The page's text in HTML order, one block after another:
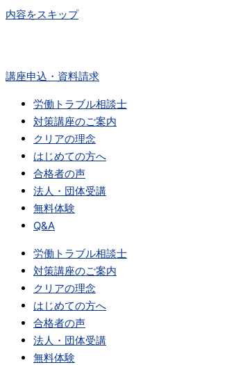
内容をスキップ
講座申込・資料請求
労働トラブル相談士
対策講座のご案内
クリアの理念
はじめての方へ
合格者の声
法人・団体受講
無料体験
Q&A
労働トラブル相談士
対策講座のご案内
クリアの理念
はじめての方へ
合格者の声
法人・団体受講
無料体験